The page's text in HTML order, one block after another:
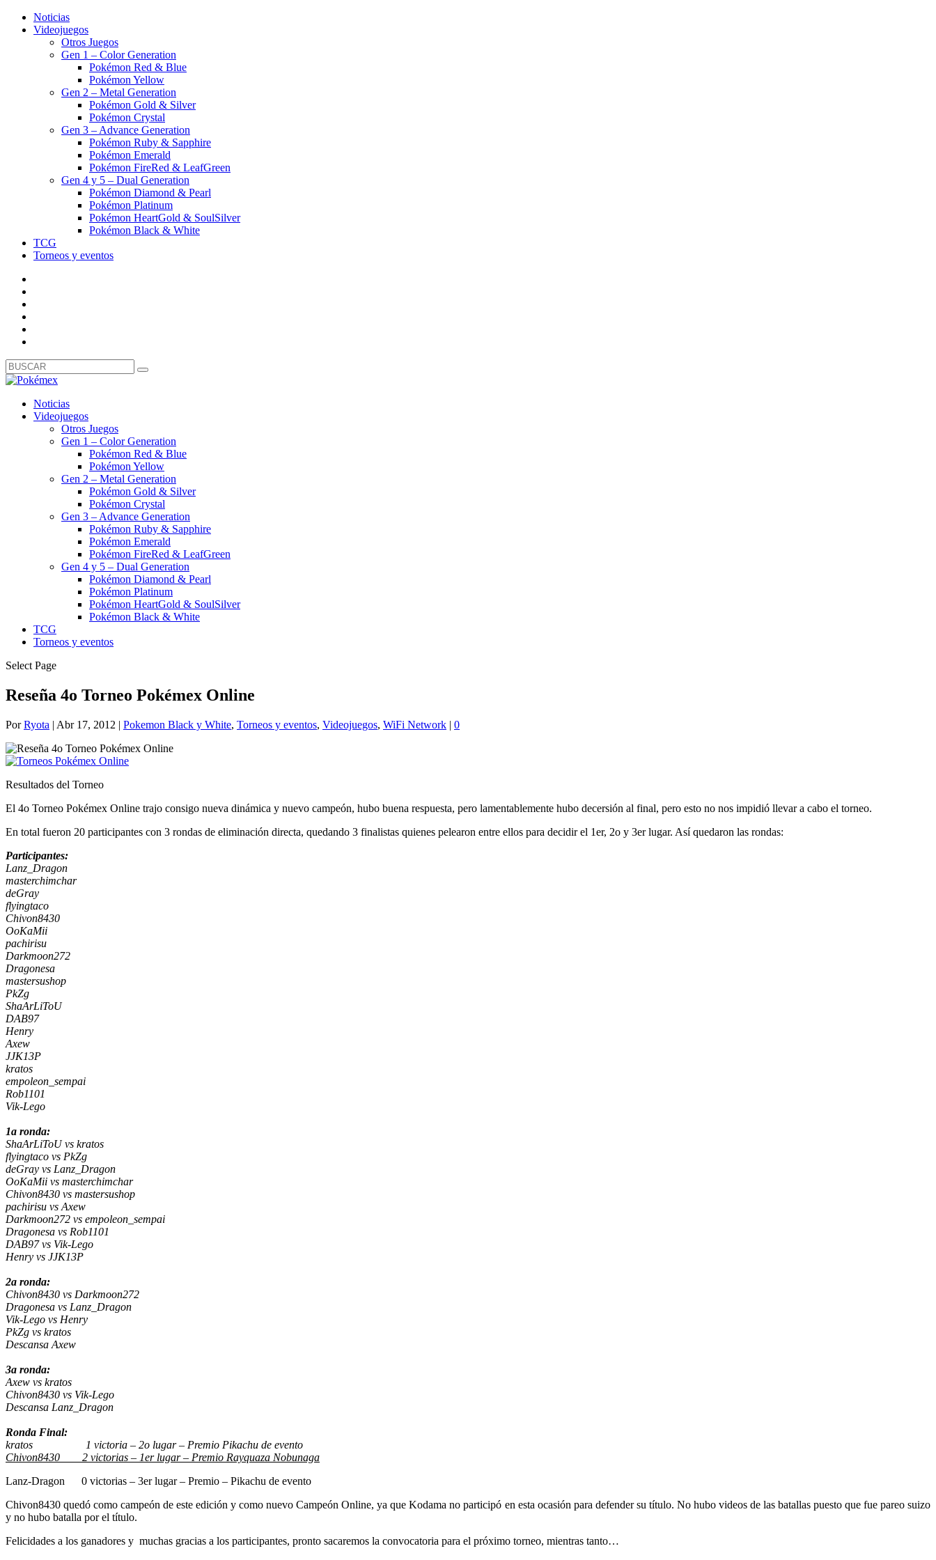
Noticias
Videojuegos
Otros Juegos
Gen 1 – Color Generation
Pokémon Red & Blue
Pokémon Yellow
Gen 2 – Metal Generation
Pokémon Gold & Silver
Pokémon Crystal
Gen 3 – Advance Generation
Pokémon Ruby & Sapphire
Pokémon Emerald
Pokémon FireRed & LeafGreen
Gen 4 y 5 – Dual Generation
Pokémon Diamond & Pearl
Pokémon Platinum
Pokémon HeartGold & SoulSilver
Pokémon Black & White
TCG
Torneos y eventos
Noticias
Videojuegos
Otros Juegos
Gen 1 – Color Generation
Pokémon Red & Blue
Pokémon Yellow
Gen 2 – Metal Generation
Pokémon Gold & Silver
Pokémon Crystal
Gen 3 – Advance Generation
Pokémon Ruby & Sapphire
Pokémon Emerald
Pokémon FireRed & LeafGreen
Gen 4 y 5 – Dual Generation
Pokémon Diamond & Pearl
Pokémon Platinum
Pokémon HeartGold & SoulSilver
Pokémon Black & White
TCG
Torneos y eventos
Select Page
Reseña 4o Torneo Pokémex Online
PorRyota | Abr 17, 2012 | Pokemon Black y White, Torneos y eventos, Videojuegos, WiFi Network | 0
Resultados del Torneo
El 4o Torneo Pokémex Online trajo consigo nueva dinámica y nuevo campeón, hubo buena respuesta, pero lamentablemente hubo decersión al final, pero esto no nos impidió llevar a cabo el torneo.
En total fueron 20 participantes con 3 rondas de eliminación directa, quedando 3 finalistas quienes pelearon entre ellos para decidir el 1er, 2o y 3er lugar. Así quedaron las rondas:
Participantes:
Lanz_Dragon
masterchimchar
deGray
flyingtaco
Chivon8430
OoKaMii
pachirisu
Darkmoon272
Dragonesa
mastersushop
PkZg
ShaArLiToU
DAB97
Henry
Axew
JJK13P
kratos
empoleon_sempai
Rob1101
Vik-Lego
1a ronda:
ShaArLiToU vs kratos
flyingtaco vs PkZg
deGray vs Lanz_Dragon
OoKaMii vs masterchimchar
Chivon8430 vs mastersushop
pachirisu vs Axew
Darkmoon272 vs empoleon_sempai
Dragonesa vs Rob1101
DAB97 vs Vik-Lego
Henry vs JJK13P
2a ronda:
Chivon8430 vs Darkmoon272
Dragonesa vs Lanz_Dragon
Vik-Lego vs Henry
PkZg vs kratos
Descansa Axew
3a ronda:
Axew vs kratos
Chivon8430 vs Vik-Lego
Descansa Lanz_Dragon
Ronda Final:
kratos 1 victoria – 2o lugar – Premio Pikachu de evento
Chivon8430 2 victorias – 1er lugar – Premio Rayquaza Nobunaga
Lanz-Dragon 0 victorias – 3er lugar – Premio – Pikachu de evento
Chivon8430 quedó como campeón de este edición y como nuevo Campeón Online, ya que Kodama no participó en esta ocasión para defender su título. No hubo videos de las batallas puesto que fue pareo suizo
y no hubo batalla por el título.
Felicidades a los ganadores y muchas gracias a los participantes, pronto sacaremos la convocatoria para el próximo torneo, mientras tanto…